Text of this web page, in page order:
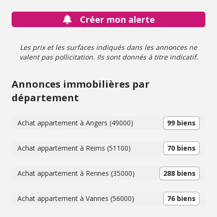
garage ainsi que deux bâtiments extérieurs en tôle
complètent les dépendances. Des travaux de rénovation
et de mise au goût du jour sont à prévoir, mais cette
dans un cadre verdoyant et paisible.
Créer mon alerte
Les prix et les surfaces indiqués dans les annonces ne
valent pas pollicitation. Ils sont donnés à titre indicatif.
Annonces immobilières par
département
Achat appartement à Angers (49000) 99 biens
Achat appartement à Reims (51100) 70 biens
Achat appartement à Rennes (35000) 288 biens
Achat appartement à Vannes (56000) 76 biens